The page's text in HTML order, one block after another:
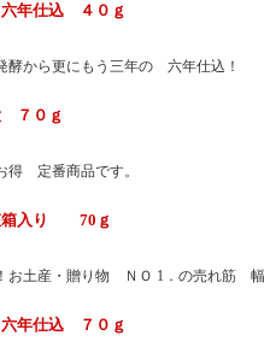
六年仕込 ４０ｇ
酵から更にもう三年の 六年仕込！
７０ｇ
得 定番商品です。
箱入り 70ｇ
お土産・贈り物 ＮＯ 1．の売れ筋
六年仕込 ７０ｇ